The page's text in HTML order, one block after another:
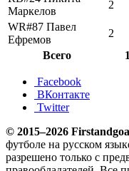
Маркелов
2
WR#87 Павел
Ефремов
2
Всего
Facebook
ВКонтакте
Twitter
© 2015–2026
футболе на русском
разрешено только с